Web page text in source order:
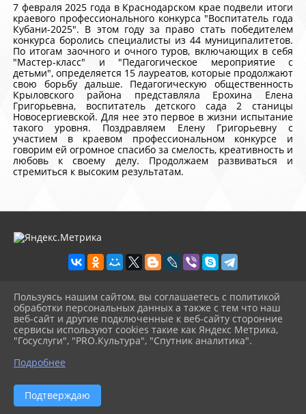
7 февраля 2025 года в Краснодарском крае подвели итоги
краевого профессионального конкурса "Воспитатель года
Кубани-2025". В этом году за право стать победителем
конкурса боролись специалисты из 44 муниципалитетов.
По итогам заочного и очного туров, включающих в себя
"Мастер-класс" и "Педагогическое мероприятие с
детьми", определяется 15 лауреатов, которые продолжают
свою борьбу дальше. Педагогическую общественность
Крыловского района представляла Ерохина Елена
Григорьевна, воспитатель детского сада 2 станицы
Новосергиевской. Для нее это первое в жизни испытание
такого уровня. Поздравляем Елену Григорьевну с
участием в краевом профессиональном конкурсе и
говорим ей огромное спасибо за смелость, креативность и
любовь к своему делу. Продолжаем развиваться и
стремиться к высоким результатам.
2026 г. centr-mho.obrkril.ru
Вход
Карта сайта
Политика обработки персональных данных
Сделано на KubCMS
Пользуясь нашим сайтом, вы соглашаетесь с политикой
обработки персональных данных а также с тем что наш
веб-сайт и другие подключенные к веб-сайту сторонние
сервисы используют cookies такие как Яндекс Метрика,
"Госуслуги", "PRO.Культура", "Спутник аналитика".
Подробнее
Подтверждаю